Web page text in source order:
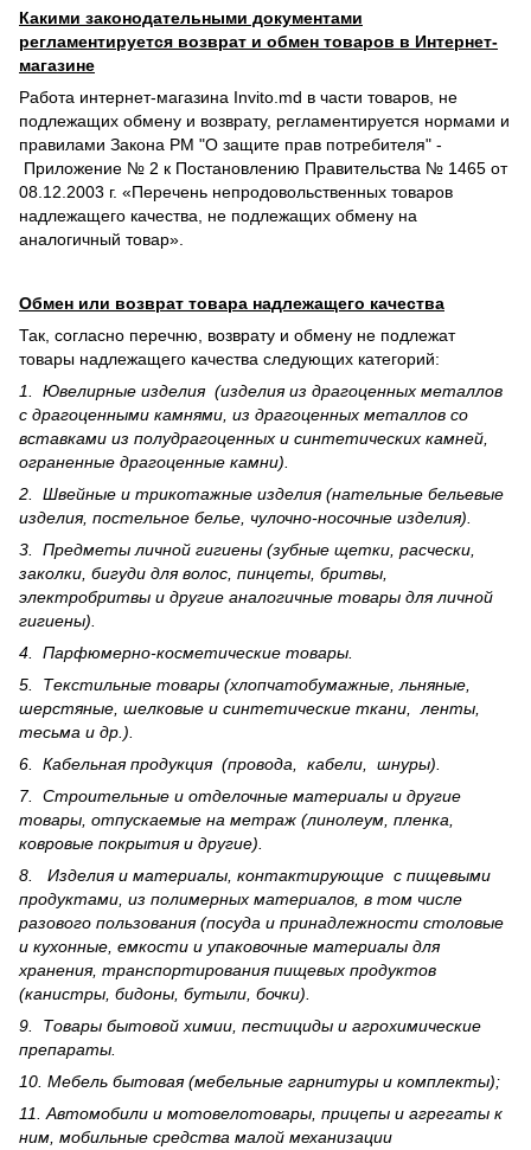
Какими законодательными документами
регламентируется возврат и обмен товаров в Интернет-
магазине
Работа интернет-магазина Invito.md в части товаров, не
подлежащих обмену и возврату, регламентируется нормами и
правилами Закона РМ "О защите прав потребителя" -
Приложение № 2 к Постановлению Правительства № 1465 от
08.12.2003 г. «Перечень непродовольственных товаров
надлежащего качества, не подлежащих обмену на
аналогичный товар».
Обмен или возврат товара надлежащего качества
Так, согласно перечню, возврату и обмену не подлежат
товары надлежащего качества следующих категорий:
1. Ювелирные изделия (изделия из драгоценных металлов
с драгоценными камнями, из драгоценных металлов со
вставками из полудрагоценных и синте­тических камней,
ограненные драгоценные камни).
2. Швейные и трикотажные изделия (нательные бельевые
изделия, постельное белье, чулочно-носочные изделия).
3. Предметы личной гигиены (зубные щетки, расчески,
заколки, бигуди для волос, пинцеты, бритвы,
электробритвы и другие аналогичные товары для личной
гигиены).
4. Парфюмерно-косметические товары.
5. Текстильные товары (хлопчатобумажные, льняные,
шерс­тя­ные, шелковые и синтетические ткани, ленты,
тесьма и др.).
6. Кабельная продукция (провода, кабели, шнуры).
7. Строительные и отделочные материалы и другие
товары, отпускаемые на метраж (линолеум, пленка,
ковровые покрытия и другие).
8. Изделия и материалы, контактирующие с пищевыми
продуктами, из полимерных материалов, в том числе
разового пользования (посуда и принадлежности столовые
и кухонные, емкости и упаковочные материалы для
хранения, транспортирования пищевых продуктов
(канистры, бидоны, бутыли, бочки).
9. Товары бытовой химии, пестициды и агрохи­мические
препараты.
10. Мебель бытовая (мебельные гарнитуры и комплекты);
11. Автомобили и мотовелотовары, прицепы и агрегаты к
ним, мобильные средства малой механизации